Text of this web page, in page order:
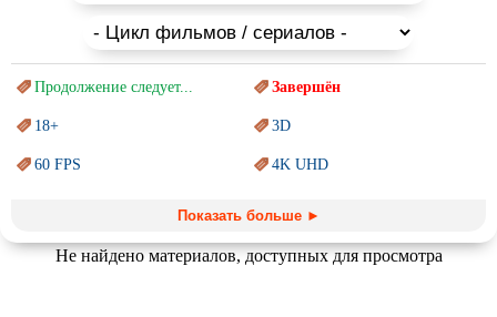
Продолжение следует... Завершён
18+ 3D
60 FPS 4K UHD
Marvel PIXAR
Показать больше ►
Не найдено материалов, доступных для просмотра